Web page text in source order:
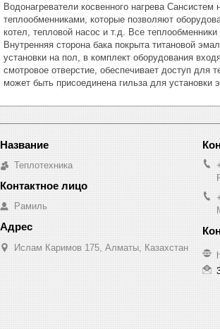
Водонагреватели косвенного нагрева
теплообменниками, которые позволяют
котел, тепловой насос и т.д. Все
Внутренняя сторона бака покрыта титановой
установки на пол, в комплект оборудования
смотровое отверстие, обеспечивает доступ для
может быть присоединена гильза для установки
Теплотехника
Рамиль
Ислам Каримов 175, Алматы, Казахстан